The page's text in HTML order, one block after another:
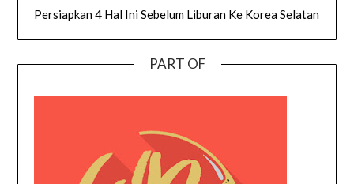
Persiapkan 4 Hal Ini Sebelum Liburan Ke Korea Selatan
PART OF